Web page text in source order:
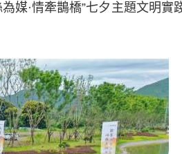
·情牽鵲橋”七夕主題文明實